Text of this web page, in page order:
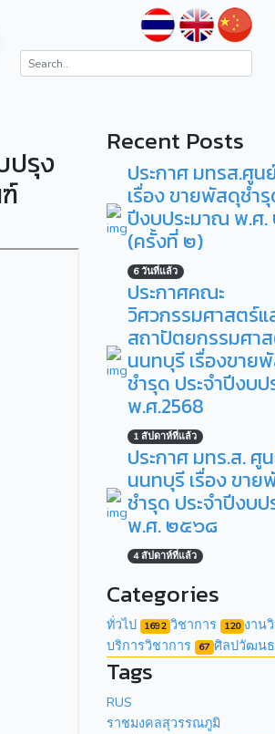
ปรุง
Recent Posts
ประกาศ มทรส.ศู
เรื่อง ขายพัสดุชำรุ
ปีงบประมาณ พ.ศ
(ครั้งที่ ๒)
6 วันที่แล้ว
ประกาศคณะ
วิศวกรรมศาสตร์แ
สถาปัตยกรรมศา
นนทบุรี เรื่องขาย
ชำรุด ประจำปีงบ
พ.ศ.2568
1 สัปดาห์ที่แล้ว
ประกาศ มทร.ส. ศู
นนทบุรี เรื่อง ขา
ชำรุด ประจำปีงบ
พ.ศ. ๒๕๖๘
4 สัปดาห์ที่แล้ว
Categories
ทั่วไป 1692 วิชาการ 120 งาน
บริการวิชาการ 67 ศิลปวัฒน
Tags
RUS
ราชมงคลสุวรรณภูมิ